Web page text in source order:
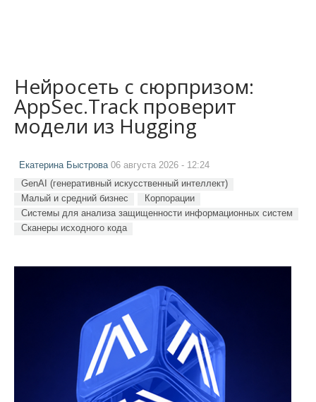
Нейросеть с сюрпризом:
AppSec.Track проверит
модели из Hugging
Екатерина Быстрова06 августа 2026 - 12:24
GenAI (генеративный искусственный интеллект)
Малый и средний бизнес
Корпорации
Системы для анализа защищенности информационных систем
Сканеры исходного кода